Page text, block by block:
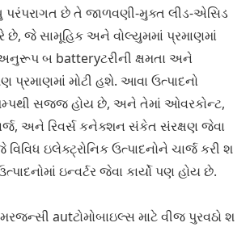
પરંપરાગત છે તે જાળવણી-મુક્ત લીડ-એસિડ
છે, જે સામૂહિક અને વોલ્યુમમાં પ્રમાણમાં
બ batteryટરીની ક્ષમતા અને
પ્રમાણમાં મોટી હશે. આવા ઉત્પાદનો
સજ્જ હોય છે, અને તેમાં ઓવરકોન્ટ,
અને રિવર્સ કનેક્શન સંકેત સંરક્ષણ જેવા
વિવિધ ઇલેક્ટ્રોનિક ઉત્પાદનોને ચાર્જ કરી શ
ઇન્વર્ટર જેવા કાર્યો પણ હોય છે.
autટોમોબાઇલ્સ માટે વીજ પુરવઠો શ